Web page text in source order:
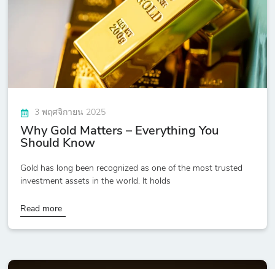
3 พฤศจิกายน 2025
Why Gold Matters – Everything You
Should Know
Gold has long been recognized as one of the most trusted
investment assets in the world. It holds
Read more